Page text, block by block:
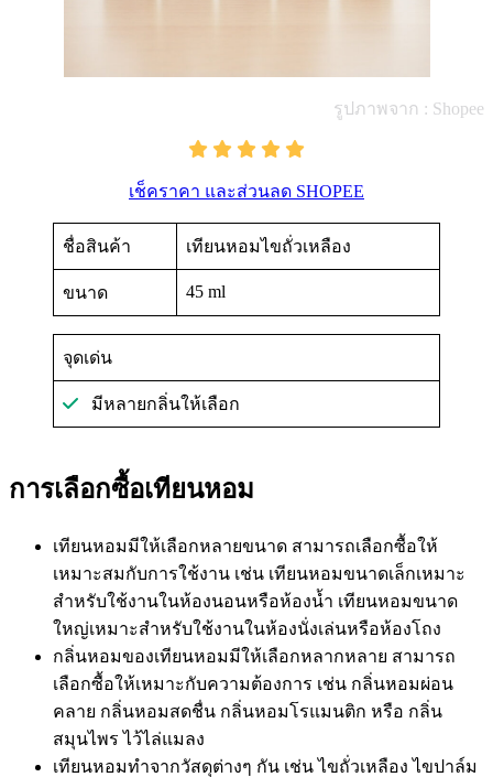
รูปภาพจาก : Shopee
เช็คราคา และส่วนลด SHOPEE
ชื่อสินค้า เทียนหอมไขถั่วเหลือง
ขนาด 45 ml
จุดเด่น
มีหลายกลิ่นให้เลือก
การเลือกซื้อเทียนหอม
เทียนหอมมีให้เลือกหลายขนาด สามารถเลือกซื้อให้
เหมาะสมกับการใช้งาน เช่น เทียนหอมขนาดเล็กเหมาะ
สำหรับใช้งานในห้องนอนหรือห้องน้ำ เทียนหอมขนาด
ใหญ่เหมาะสำหรับใช้งานในห้องนั่งเล่นหรือห้องโถง
กลิ่นหอมของเทียนหอมมีให้เลือกหลากหลาย สามารถ
เลือกซื้อให้เหมาะกับความต้องการ เช่น กลิ่นหอมผ่อน
คลาย กลิ่นหอมสดชื่น กลิ่นหอมโรแมนติก หรือ กลิ่น
สมุนไพร ไว้ไล่แมลง
เทียนหอมทำจากวัสดุต่างๆ กัน เช่น ไขถั่วเหลือง ไขปาล์ม